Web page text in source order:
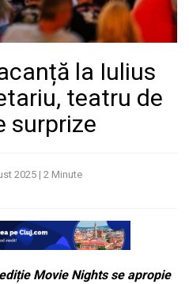
la Iulius
teatru de
surprize
2025 | 2 Minute
Movie Nights se apropie